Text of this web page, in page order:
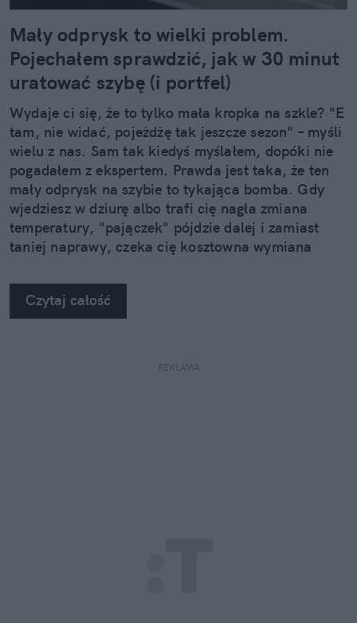
Mały odprysk to wielki problem.
Pojechałem sprawdzić, jak w 30 minut
uratować szybę (i portfel)
Wydaje ci się, że to tylko mała kropka na szkle? "E
tam, nie widać, pojeżdżę tak jeszcze sezon" – myśli
wielu z nas. Sam tak kiedyś myślałem, dopóki nie
pogadałem z ekspertem. Prawda jest taka, że ten
mały odprysk na szybie to tykająca bomba. Gdy
wjedziesz w dziurę albo trafi cię nagła zmiana
temperatury, "pajączek" pójdzie dalej i zamiast
taniej naprawy, czeka cię kosztowna wymiana
na własne oczy zobaczyć, jak profesjonaliści radzą
sobie z takimi uszkodzeniami.
Czytaj całość
REKLAMA